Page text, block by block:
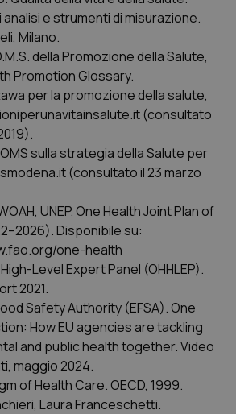
e strumenti di misurazione.
Milano.
della Promozione della Salute,
Promotion Glossary.
per la promozione della salute,
(consultato
sulla strategia della Salute per
(consultato il 23 marzo
UNEP. One Health Joint Plan of
Disponibile su:
one-health
Level Expert Panel (OHHLEP).
2021.
Safety Authority (EFSA). One
How EU agencies are tackling
and public health together. Video
maggio 2024.
of Health Care. OECD, 1999.
Laura Franceschetti.